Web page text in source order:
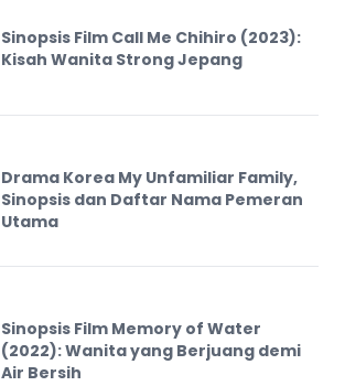
Sinopsis Film Call Me Chihiro (2023):
Kisah Wanita Strong Jepang
Drama Korea My Unfamiliar Family,
Sinopsis dan Daftar Nama Pemeran
Utama
Sinopsis Film Memory of Water
(2022): Wanita yang Berjuang demi
Air Bersih